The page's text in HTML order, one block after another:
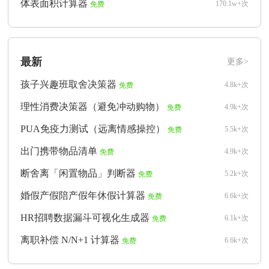
170.1w+次
体表面积计算器 免费
更多>
最新
4.8k+次
孩子兴趣班取舍决策器 免费
4.9k+次
理性消费决策器（避免冲动购物） 免费
5.5k+次
PUA免疫力测试（远离情感操控） 免费
4.9k+次
出门携带物品清单 免费
5.2k+次
断舍离「闲置物品」判断器 免费
6.6k+次
婚假产假陪产假年休假计算器 免费
6.1k+次
HR招聘数据漏斗可视化生成器 免费
6.6k+次
离职补偿 N/N+1 计算器 免费